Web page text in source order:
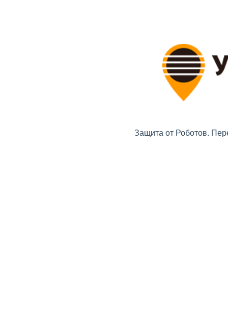
Защита от Роботов.